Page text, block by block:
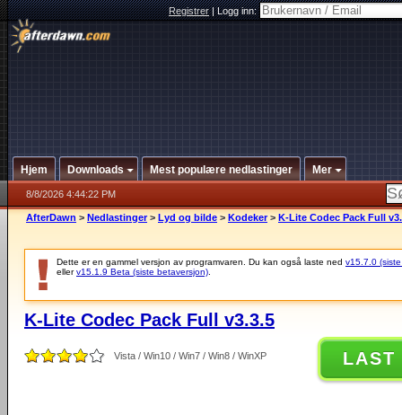
Registrer|Logg inn:
Hjem Downloads Mest populære nedlastinger Mer
8/8/2026 4:44:22 PM
AfterDawn > Nedlastinger > Lyd og bilde > Kodeker > K-Lite Codec Pack Full
Dette er en gammel versjon av programvaren. Du kan også laste ned v15.7.0
ellerv15.1.9 Beta (siste betaversjon)
K-Lite Codec Pack Full v3.3.5
Vista / Win10 / Win7 / Win8 / WinXP LAST